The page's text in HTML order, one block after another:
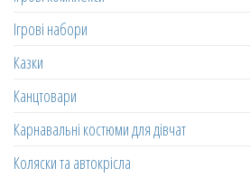
Ігрові набори
Казки
Канцтовари
Карнавальні костюми для дівчат
Коляски та автокрісла